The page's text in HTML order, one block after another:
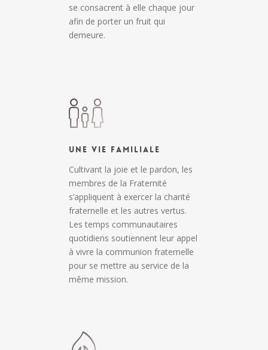
se consacrent à elle chaque jour
afin de porter un fruit qui
demeure.
Une Vie Familiale
Cultivant la joie et le pardon, les
membres de la Fraternité
s’appliquent à exercer la charité
fraternelle et les autres vertus.
Les temps communautaires
quotidiens soutiennent leur appel
à vivre la communion fraternelle
pour se mettre au service de la
même mission.